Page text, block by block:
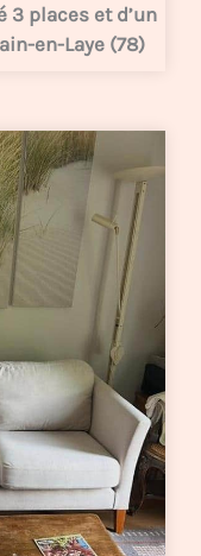
3 places et d’un
en-Laye (78)